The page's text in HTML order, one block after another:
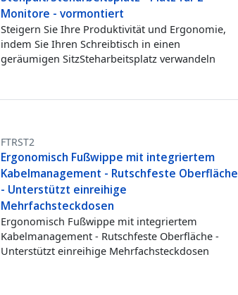
Monitore - vormontiert
Steigern Sie Ihre Produktivität und Ergonomie,
indem Sie Ihren Schreibtisch in einen
geräumigen SitzSteharbeitsplatz verwandeln
FTRST2
Ergonomisch Fußwippe mit integriertem
Kabelmanagement - Rutschfeste Oberfläche
- Unterstützt einreihige
Mehrfachsteckdosen
Ergonomisch Fußwippe mit integriertem
Kabelmanagement - Rutschfeste Oberfläche -
Unterstützt einreihige Mehrfachsteckdosen